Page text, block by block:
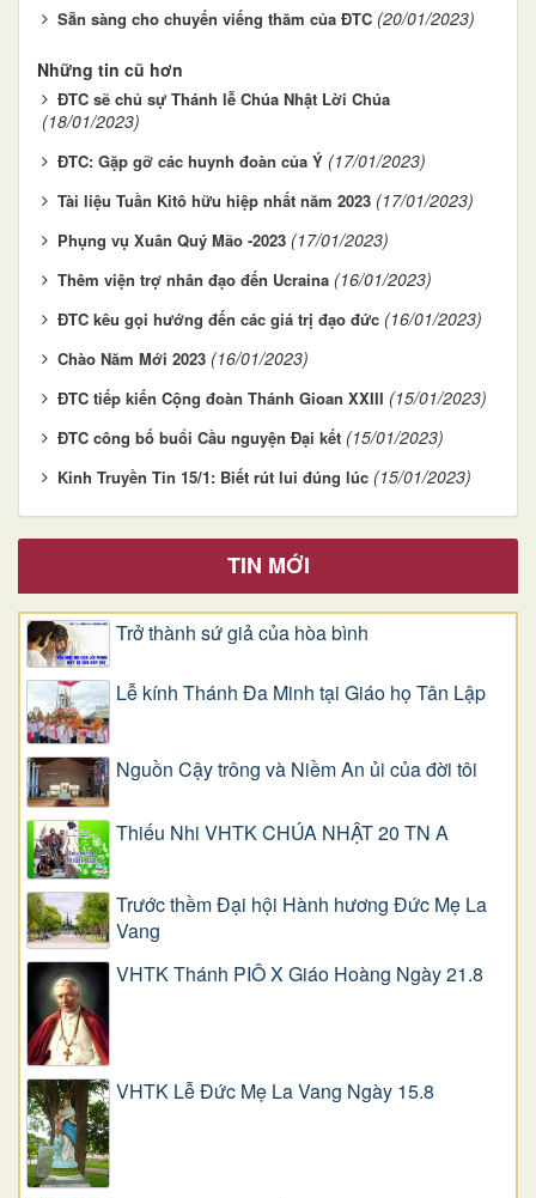
Sẵn sàng cho chuyến viếng thăm của ĐTC (20/01/2023)
Những tin cũ hơn
ĐTC sẽ chủ sự Thánh lễ Chúa Nhật Lời Chúa
(18/01/2023)
ĐTC: Gặp gỡ các huynh đoàn của Ý (17/01/2023)
Tài liệu Tuần Kitô hữu hiệp nhất năm 2023 (17/01/2023)
Phụng vụ Xuân Quý Mão -2023 (17/01/2023)
Thêm viện trợ nhân đạo đến Ucraina (16/01/2023)
ĐTC kêu gọi hướng đến các giá trị đạo đức (16/01/2023)
Chào Năm Mới 2023 (16/01/2023)
ĐTC tiếp kiến Cộng đoàn Thánh Gioan XXIII (15/01/2023)
ĐTC công bố buổi Cầu nguyện Đại kết (15/01/2023)
Kinh Truyền Tin 15/1: Biết rút lui đúng lúc (15/01/2023)
TIN MỚI
Trở thành sứ giả của hòa bình
Lễ kính Thánh Đa Minh tại Giáo họ Tân Lập
Nguồn Cậy trông và Niềm An ủi của đời tôi
Thiếu Nhi VHTK CHÚA NHẬT 20 TN A
Trước thềm Đại hội Hành hương Đức Mẹ La
Vang
VHTK Thánh PIÔ X Giáo Hoàng Ngày 21.8
VHTK Lễ Đức Mẹ La Vang Ngày 15.8